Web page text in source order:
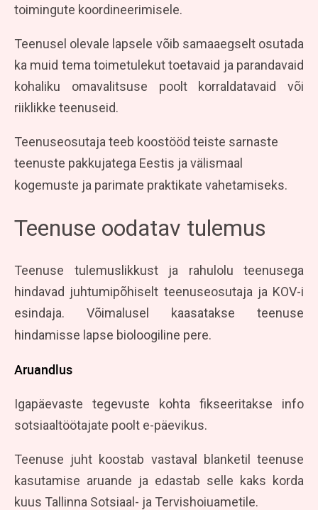
toimingute koordineerimisele.
Teenusel olevale lapsele võib samaaegselt osutada
ka muid tema toimetulekut toetavaid ja parandavaid
kohaliku omavalitsuse poolt korraldatavaid või
riiklikke teenuseid.
Teenuseosutaja teeb koostööd teiste sarnaste
teenuste pakkujatega Eestis ja välismaal
kogemuste ja parimate praktikate vahetamiseks.
Teenuse oodatav tulemus
Teenuse tulemuslikkust ja rahulolu teenusega
hindavad juhtumipõhiselt teenuseosutaja ja KOV-i
esindaja. Võimalusel kaasatakse teenuse
hindamisse lapse bioloogiline pere.
Aruandlus
Igapäevaste tegevuste kohta fikseeritakse info
sotsiaaltöötajate poolt e-päevikus.
Teenuse juht koostab vastaval blanketil teenuse
kasutamise aruande ja edastab selle kaks korda
kuus Tallinna Sotsiaal- ja Tervishoiuametile.